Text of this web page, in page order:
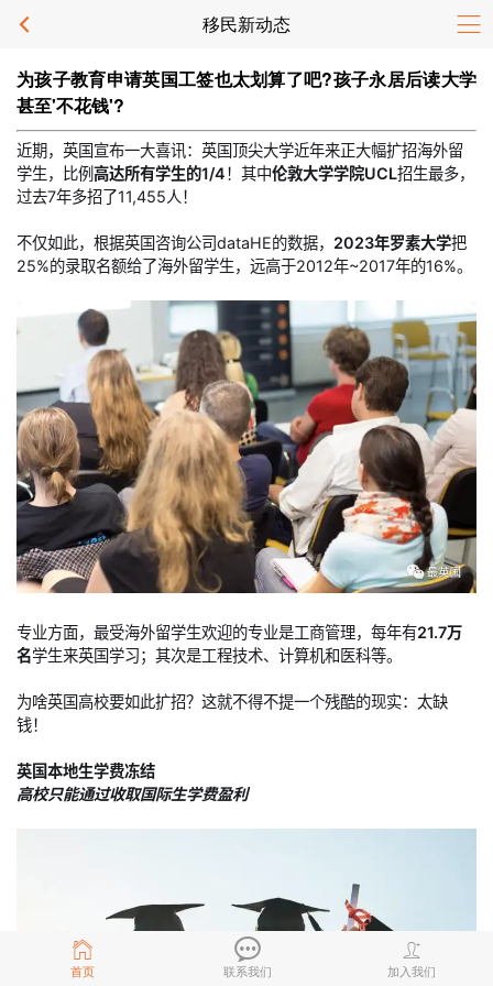
移民新动态
首页 联系我们 加入我们
为孩子教育申请英国工签也太划算了吧?孩子永居后读大学
甚至'不花钱'?
近期，英国宣布一大喜讯：英国顶尖大学近年来正大幅扩招海外留
学生，比例高达所有学生的1/4！其中伦敦大学学院UCL招生最多，
过去7年多招了11,455人！
不仅如此，根据英国咨询公司dataHE的数据， 2023年罗素大学把
25%的录取名额给了海外留学生，远高于2012年~2017年的16%。
专业方面，最受海外留学生欢迎的专业是工商管理，每年有21.7万
名学生来英国学习；其次是工程技术、计算机和医科等。
为啥英国高校要如此扩招？这就不得不提一个残酷的现实：太缺
钱！
英国本地生学费冻结
高校只能通过收取国际生学费盈利